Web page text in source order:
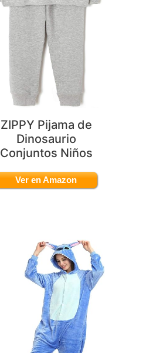
ZIPPY Pijama de
Dinosaurio
Conjuntos Niños
Ver en Amazon